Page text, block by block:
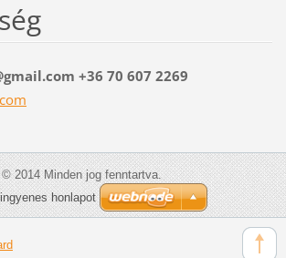
+36 70 607 2269
com
© 2014 Minden jog fenntartva.
honlapot